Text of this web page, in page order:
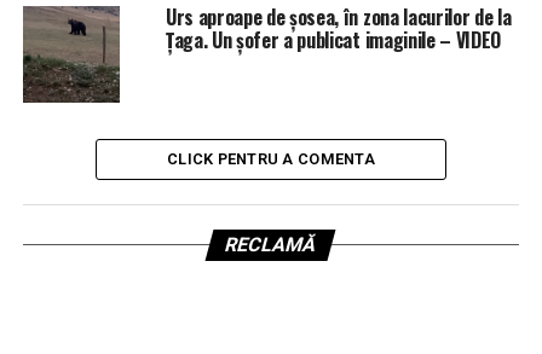
Urs aproape de șosea, în zona lacurilor de la
Țaga. Un șofer a publicat imaginile – VIDEO
CLICK PENTRU A COMENTA
RECLAMĂ